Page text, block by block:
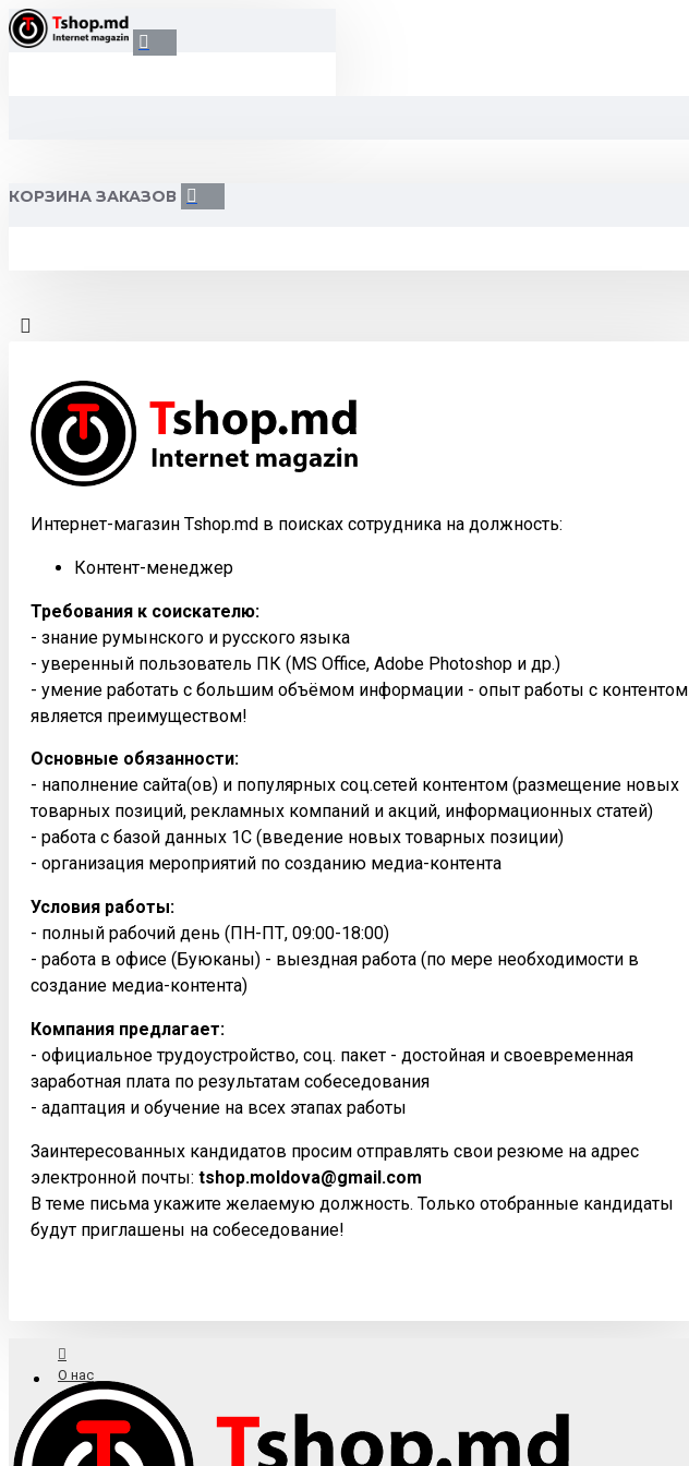
КОРЗИНА ЗАКАЗОВ
Интернет-магазин Tshop.md в поисках сотрудника на должность:
Контент-менеджер
Требования к соискателю:
- знание румынского и русского языка
- уверенный пользователь ПК (MS Office, Adobe Photoshop и др.)
- умение работать с большим объёмом информации - опыт работы с контентом
является преимуществом!
Основные обязанности:
- наполнение сайта(ов) и популярных соц.сетей контентом (размещение новых
товарных позиций, рекламных компаний и акций, информационных статей)
- работа с базой данных 1С (введение новых товарных позиции)
- организация мероприятий по созданию медиа-контента
Условия работы:
- полный рабочий день (ПН-ПТ, 09:00-18:00)
- работа в офисе (Буюканы) - выездная работа (по мере необходимости в
создание медиа-контента)
Компания предлагает:
- официальное трудоустройство, соц. пакет - достойная и своевременная
заработная плата по результатам собеседования
- адаптация и обучение на всех этапах работы
Заинтересованных кандидатов просим отправлять свои резюме на адрес
электронной почты: tshop.moldova@gmail.com
В теме письма укажите желаемую должность. Только отобранные кандидаты
будут приглашены на собеседование!
О нас
Доставка